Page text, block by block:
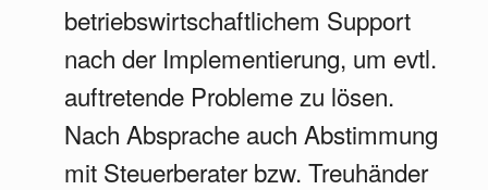
betriebswirtschaftlichem Support
nach der Implementierung, um evtl.
auftretende Probleme zu lösen.
Nach Absprache auch Abstimmung
mit Steuerberater bzw. Treuhänder